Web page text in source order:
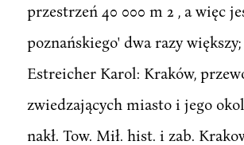
przestrzeń 40 000 m 2 , a więc
poznańskiego' dwa razy
Estreicher Karol: Kraków,
zwiedzających miasto i jego
nakł. Tow. Mił. hist. i zab.